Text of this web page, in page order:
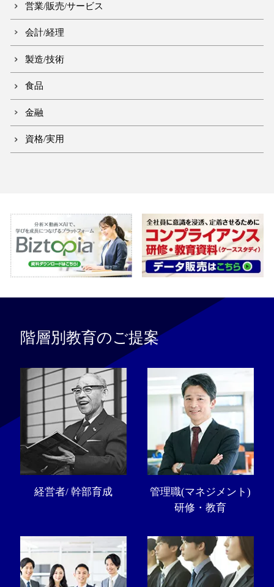
営業/販売/サービス
会計/経理
製造/技術
食品
金融
資格/実用
階層別教育のご提案
経営者/ 幹部育成
管理職(マネジメント)
研修・教育